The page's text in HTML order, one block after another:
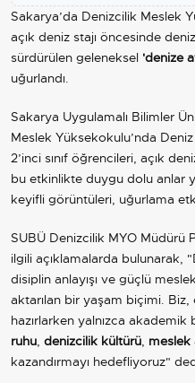
Sakarya’da Denizcilik Meslek
açık deniz stajı öncesinde
sürdürülen geleneksel 'denize
uğurlandı.
Sakarya Uygulamalı Bilimler
Meslek Yüksekokulu’nda
2’inci sınıf öğrencileri, açık
bu etkinlikte duygu dolu anlar
keyifli görüntüleri, uğurlama
SUBÜ Denizcilik MYO
ilgili açıklamalarda bulunarak,
disiplin anlayışı ve güçlü
aktarılan bir yaşam biçimi.
hazırlarken yalnızca akademik
ruhu, denizcilik kültürü, meslek
kazandırmayı hedefliyoruz"